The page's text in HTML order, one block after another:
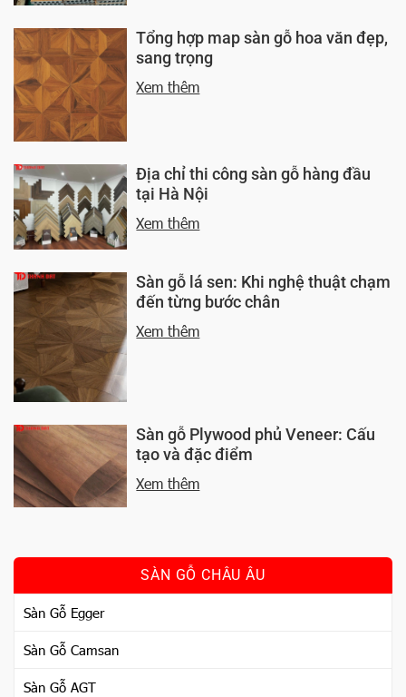
Tổng hợp map sàn gỗ hoa văn đẹp,
sang trọng
Xem thêm
Địa chỉ thi công sàn gỗ hàng đầu
tại Hà Nội
Xem thêm
Sàn gỗ lá sen: Khi nghệ thuật chạm
đến từng bước chân
Xem thêm
Sàn gỗ Plywood phủ Veneer: Cấu
tạo và đặc điểm
Xem thêm
SÀN GỖ CHÂU ÂU
Sàn Gỗ Egger
Sàn Gỗ Camsan
Sàn Gỗ AGT